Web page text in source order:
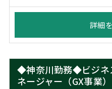
詳細
◆神奈川勤務◆ビジネ
ネージャー（GX事業）